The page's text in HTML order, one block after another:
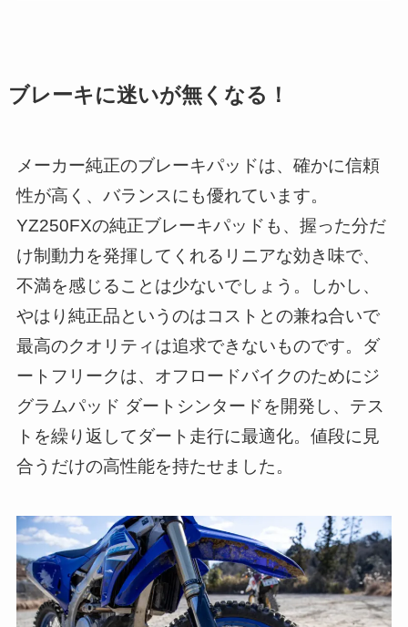
ブレーキに迷いが無くなる！
メーカー純正のブレーキパッドは、確かに信頼
性が高く、バランスにも優れています。
YZ250FXの純正ブレーキパッドも、握った分だ
け制動力を発揮してくれるリニアな効き味で、
不満を感じることは少ないでしょう。しかし、
やはり純正品というのはコストとの兼ね合いで
最高のクオリティは追求できないものです。ダ
ートフリークは、オフロードバイクのためにジ
グラムパッド ダートシンタードを開発し、テス
トを繰り返してダート走行に最適化。値段に見
合うだけの高性能を持たせました。